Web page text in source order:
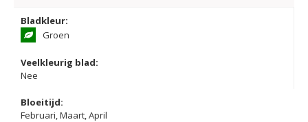
Bladkleur:
Groen
Veelkleurig blad:
Nee
Bloeitijd:
Februari, Maart, April